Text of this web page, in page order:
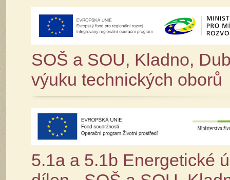
SOŠ a SOU, Kladno,
výuku technických oborů
5.1a a 5.1b Energetické